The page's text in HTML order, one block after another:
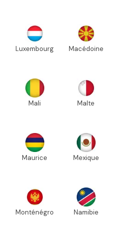
Luxembourg Macédoine
Mali Malte
Maurice Mexique
Monténégro Namibie